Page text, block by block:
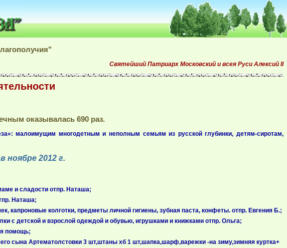
"
Святейший Патриарх Московский и всея Руси Алексий II
оказывалась 690 раз.
малоимущим многодетным и неполным семьям из русской глубинки, детям-сиротам,
ноябре 2012 г.
и сладости отпр. Наташа;
Наташа;
колготки, предметы личной гигиены, зубная паста, конфеты. отпр. Евгения Б.;
с детской и взрослой одеждой и обувью, игрушками и книжками отпр. Ольга;
помощь;
сына Артематолстовки 3 шт,штаны хб 1 шт,шапка,шарф,варежки -на зиму,зимняя куртка+